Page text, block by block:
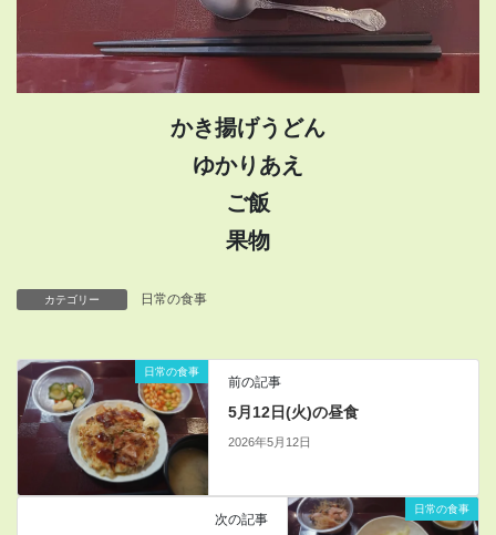
かき揚げうどん
ゆかりあえ
ご飯
果物
カテゴリー 日常の食事
日常の食事
前の記事
5月12日(火)の昼食
2026年5月12日
日常の食事
次の記事